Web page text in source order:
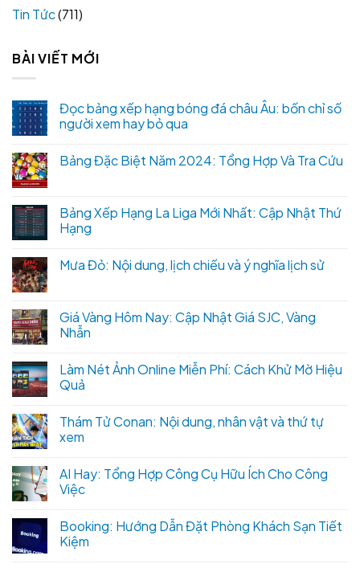
Tin Tức(711)
BÀI VIẾT MỚI
Đọc bảng xếp hạng bóng đá châu Âu: bốn chỉ số
người xem hay bỏ qua
Bảng Đặc Biệt Năm 2024: Tổng Hợp Và Tra Cứu
Bảng Xếp Hạng La Liga Mới Nhất: Cập Nhật Thứ
Hạng
Mưa Đỏ: Nội dung, lịch chiếu và ý nghĩa lịch sử
Giá Vàng Hôm Nay: Cập Nhật Giá SJC, Vàng
Nhẫn
Làm Nét Ảnh Online Miễn Phí: Cách Khử Mờ Hiệu
Quả
Thám Tử Conan: Nội dung, nhân vật và thứ tự
xem
AI Hay: Tổng Hợp Công Cụ Hữu Ích Cho Công
Việc
Booking: Hướng Dẫn Đặt Phòng Khách Sạn Tiết
Kiệm